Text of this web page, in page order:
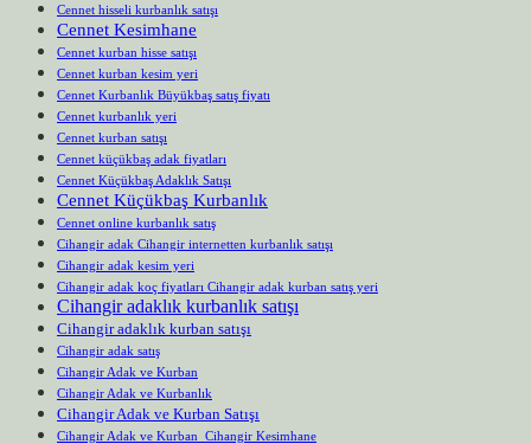
Cennet hisseli kurbanlık satışı
Cennet Kesimhane
Cennet kurban hisse satışı
Cennet kurban kesim yeri
Cennet Kurbanlık Büyükbaş satış fiyatı
Cennet kurbanlık yeri
Cennet kurban satışı
Cennet küçükbaş adak fiyatları
Cennet Küçükbaş Adaklık Satışı
Cennet Küçükbaş Kurbanlık
Cennet online kurbanlık satış
Cihangir adak Cihangir internetten kurbanlık satışı
Cihangir adak kesim yeri
Cihangir adak koç fiyatları Cihangir adak kurban satış yeri
Cihangir adaklık kurbanlık satışı
Cihangir adaklık kurban satışı
Cihangir adak satış
Cihangir Adak ve Kurban
Cihangir Adak ve Kurbanlık
Cihangir Adak ve Kurban Satışı
Cihangir Adak ve Kurban Cihangir Kesimhane